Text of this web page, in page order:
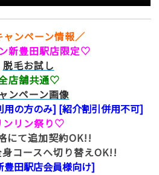
ンペーン情報／
新豊田駅店限定♡
店舗共通♡
用の方のみ] [紹介割引併用不可]
リン祭り♡
にて追加契約OK!!
コースへ切り替えOK!!
豊田駅店会員様向け]